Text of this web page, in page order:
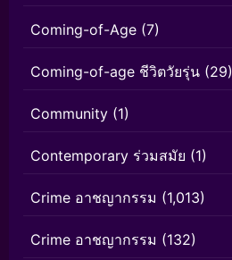
Coming-of-Age (7)
Coming-of-age ชีวิตวัยรุ่น (29)
Community (1)
Contemporary ร่วมสมัย (1)
Crime อาชญากรรม (1,013)
Crime อาชญากรรม (132)